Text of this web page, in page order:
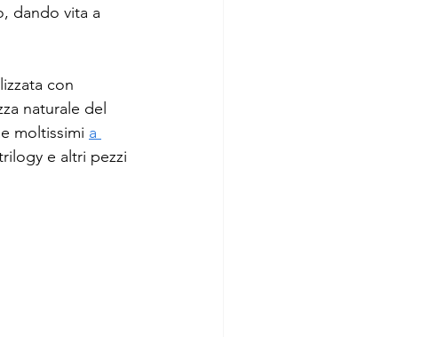
dando vita a
con
naturale del
moltissimi a
e altri pezzi